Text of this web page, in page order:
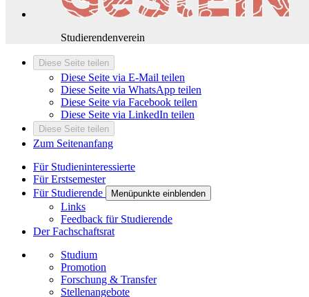
Studierendenverein
Diese Seite teilen
Diese Seite via E-Mail teilen
Diese Seite via WhatsApp teilen
Diese Seite via Facebook teilen
Diese Seite via LinkedIn teilen
Diese Seite teilen
Zum Seitenanfang
Für Studieninteressierte
Für Erstsemester
Für Studierende
Menüpunkte einblenden
Links
Feedback für Studierende
Der Fachschaftsrat
Studium
Promotion
Forschung & Transfer
Stellenangebote